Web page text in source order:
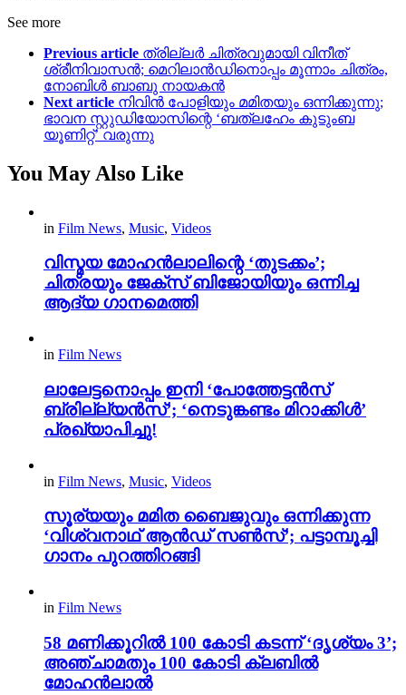
See more
Previous article ത്രില്ലർ ചിത്രവുമായി വിനീത്
ശ്രീനിവാസൻ; മെറിലാൻഡിനൊപ്പം മൂന്നാം ചിത്രം,
നോബിൾ ബാബു നായകൻ
Next article നിവിൻ പോളിയും മമിതയും ഒന്നിക്കുന്നു;
ഭാവന സ്റ്റുഡിയോസിന്റെ ‘ബത്ലഹേം കുടുംബ
യൂണിറ്റ്’ വരുന്നു
You May Also Like
in Film News, Music, Videos
വിസ്മയ മോഹൻലാലിന്റെ ‘തുടക്കം’;
ചിത്രയും ജേക്സ് ബിജോയിയും ഒന്നിച്ച
ആദ്യ ഗാനമെത്തി
in Film News
ലാലേട്ടനൊപ്പം ഇനി ‘പോത്തേട്ടൻസ്
ബ്രില്ല്യൻസ്’; ‘നെടുങ്കണ്ടം മിറാക്കിൾ’
പ്രഖ്യാപിച്ചു!
in Film News, Music, Videos
സൂര്യയും മമിത ബൈജുവും ഒന്നിക്കുന്ന
‘വിശ്വനാഥ് ആൻഡ് സൺസ്’; പട്ടാമ്പൂച്ചി
ഗാനം പുറത്തിറങ്ങി
in Film News
58 മണിക്കൂറിൽ 100 കോടി കടന്ന് ‘ദൃശ്യം 3’;
അഞ്ചാമതും 100 കോടി ക്ലബിൽ
മോഹൻലാൽ